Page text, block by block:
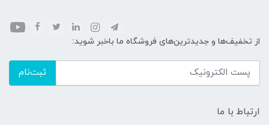
از تخفیف‌ها و جدیدترین‌های فروشگاه ما باخبر شوید:
ثبت‌نام
ارتباط با ما